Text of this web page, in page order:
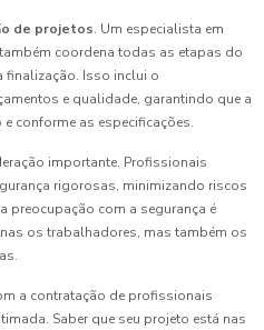
de projetos. Um especialista em
coordena todas as etapas do
finalização. Isso inclui o
e qualidade, garantindo que a
conforme as especificações.
importante. Profissionais
rigorosas, minimizando riscos
preocupação com a segurança é
os trabalhadores, mas também os
a contratação de profissionais
Saber que seu projeto está nas